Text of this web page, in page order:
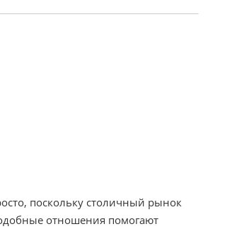
поскольку столичный рынок
отношения помогают